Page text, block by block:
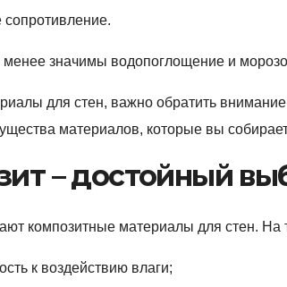
сопротивление.
менее значимы водопоглощение и
для стен, важно обратить внимание
материалов, которые вы
– достойный
композитные материалы для стен. На
к воздействию влаги;